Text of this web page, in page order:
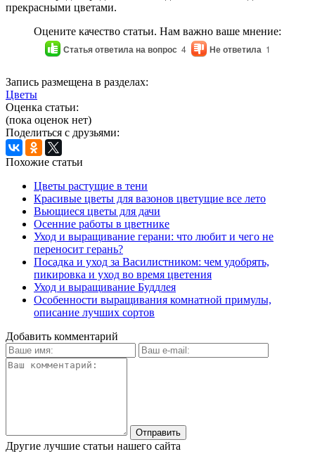
прекрасными цветами.
Оцените качество статьи. Нам важно ваше мнение:
Статья ответила на вопрос 4 Не ответила 1
Запись размещена в разделах:
Цветы
Оценка статьи:
(пока оценок нет)
Поделиться с друзьями:
Похожие статьи
Цветы растущие в тени
Красивые цветы для вазонов цветущие все лето
Вьющиеся цветы для дачи
Осенние работы в цветнике
Уход и выращивание герани: что любит и чего не
переносит герань?
Посадка и уход за Василистником: чем удобрять,
пикировка и уход во время цветения
Уход и выращивание Буддлея
Особенности выращивания комнатной примулы,
описание лучших сортов
Добавить комментарий
Другие лучшие статьи нашего сайта